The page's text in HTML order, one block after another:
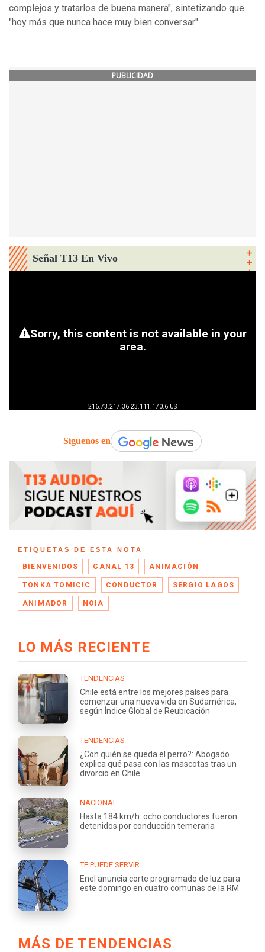
complejos y tratarlos de buena manera", sintetizando que
"hoy más que nunca hace muy bien conversar".
PUBLICIDAD
Señal T13 En Vivo
Síguenos en
ETIQUETAS DE ESTA NOTA
BIENVENIDOS CANAL 13 ANIMACIÓN
TONKA TOMICIC CONDUCTOR SERGIO LAGOS
ANIMADOR NOIA
LO MÁS RECIENTE
TENDENCIAS
Chile está entre los mejores países para
comenzar una nueva vida en Sudamérica,
según Índice Global de Reubicación
TENDENCIAS
¿Con quién se queda el perro?: Abogado
explica qué pasa con las mascotas tras un
divorcio en Chile
NACIONAL
Hasta 184 km/h: ocho conductores fueron
detenidos por conducción temeraria
TE PUEDE SERVIR
Enel anuncia corte programado de luz para
este domingo en cuatro comunas de la RM
MÁS DE TENDENCIAS